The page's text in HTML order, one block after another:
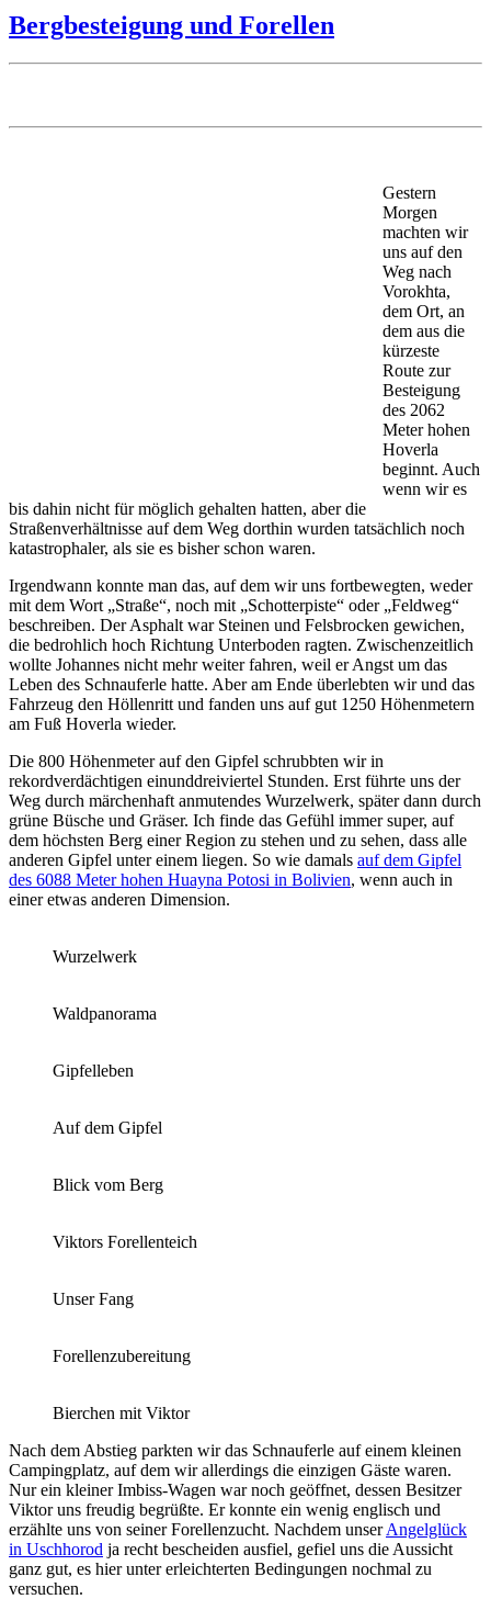
Bergbesteigung und Forellen
Gestern
Morgen
machten wir
uns auf den
Weg nach
Vorokhta,
dem Ort, an
dem aus die
kürzeste
Route zur
Besteigung
des 2062
Meter hohen
Hoverla
beginnt. Auch
wenn wir es
bis dahin nicht für möglich gehalten hatten, aber die
Straßenverhältnisse auf dem Weg dorthin wurden tatsächlich noch
katastrophaler, als sie es bisher schon waren.
Irgendwann konnte man das, auf dem wir uns fortbewegten, weder
mit dem Wort „Straße“, noch mit „Schotterpiste“ oder „Feldweg“
beschreiben. Der Asphalt war Steinen und Felsbrocken gewichen,
die bedrohlich hoch Richtung Unterboden ragten. Zwischenzeitlich
wollte Johannes nicht mehr weiter fahren, weil er Angst um das
Leben des Schnauferle hatte. Aber am Ende überlebten wir und das
Fahrzeug den Höllenritt und fanden uns auf gut 1250 Höhenmetern
am Fuß Hoverla wieder.
Die 800 Höhenmeter auf den Gipfel schrubbten wir in
rekordverdächtigen einunddreiviertel Stunden. Erst führte uns der
Weg durch märchenhaft anmutendes Wurzelwerk, später dann durch
grüne Büsche und Gräser. Ich finde das Gefühl immer super, auf
dem höchsten Berg einer Region zu stehen und zu sehen, dass alle
anderen Gipfel unter einem liegen. So wie damals auf dem Gipfel
des 6088 Meter hohen Huayna Potosi in Bolivien, wenn auch in
einer etwas anderen Dimension.
Wurzelwerk
Waldpanorama
Gipfelleben
Auf dem Gipfel
Blick vom Berg
Viktors Forellenteich
Unser Fang
Forellenzubereitung
Bierchen mit Viktor
Nach dem Abstieg parkten wir das Schnauferle auf einem kleinen
Campingplatz, auf dem wir allerdings die einzigen Gäste waren.
Nur ein kleiner Imbiss-Wagen war noch geöffnet, dessen Besitzer
Viktor uns freudig begrüßte. Er konnte ein wenig englisch und
erzählte uns von seiner Forellenzucht. Nachdem unserAngelglück
in Uschhorod ja recht bescheiden ausfiel, gefiel uns die Aussicht
ganz gut, es hier unter erleichterten Bedingungen nochmal zu
versuchen.